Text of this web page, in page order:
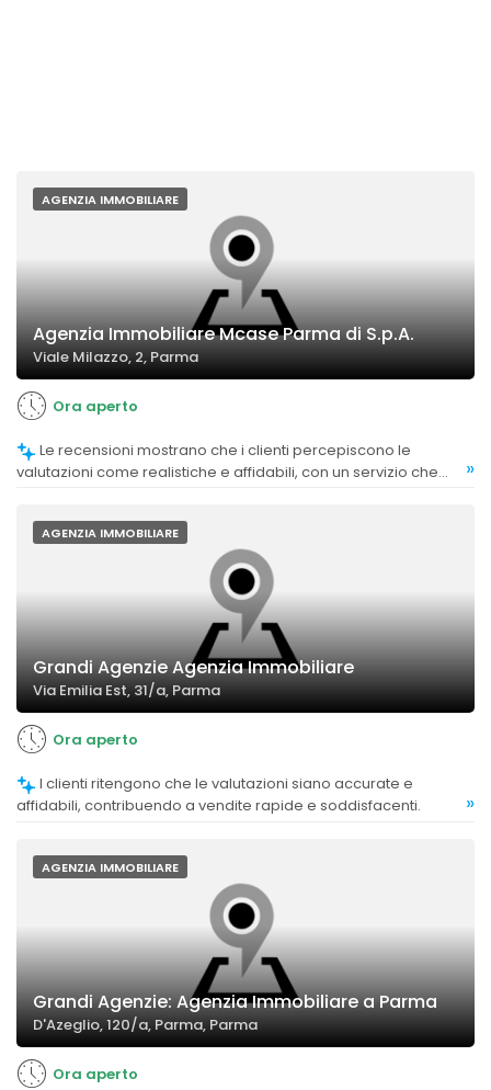
AGENZIA IMMOBILIARE
Agenzia Immobiliare Mcase Parma di S.p.A.
Viale Milazzo, 2, Parma
Ora aperto
valutazioni come realistiche e affidabili, con un servizio che
»
AGENZIA IMMOBILIARE
Grandi Agenzie Agenzia Immobiliare
Via Emilia Est, 31/a, Parma
Ora aperto
affidabili, contribuendo a vendite rapide e soddisfacenti.
»
AGENZIA IMMOBILIARE
Grandi Agenzie: Agenzia Immobiliare a Parma
D'Azeglio, 120/a, Parma, Parma
Ora aperto